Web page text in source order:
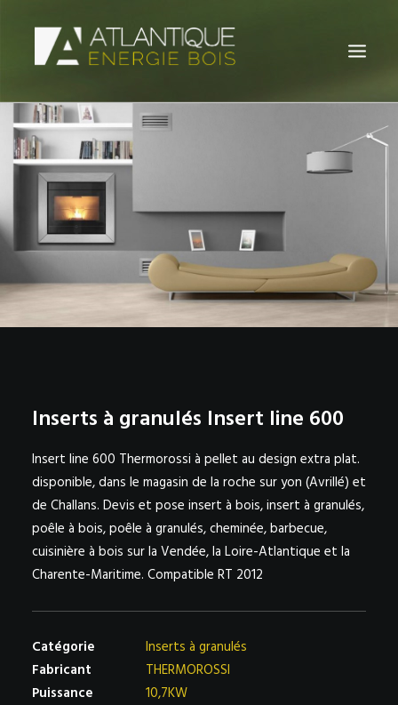
POÊLES À BOIS
POÊLES À GRANULÉS
INSERTS À BOIS
INSERTS À GRANULÉS
AVRILLÉ ET CHALLANS
Inserts à granulés Insert line 600
Insert line 600 Thermorossi à pellet au design extra plat.
disponible, dans le magasin de la roche sur yon (Avrillé) et
de Challans. Devis et pose insert à bois, insert à granulés,
poêle à bois, poêle à granulés, cheminée, barbecue,
cuisinière à bois sur la Vendée, la Loire-Atlantique et la
Charente-Maritime. Compatible RT 2012
Catégorie
Inserts à granulés
Fabricant
THERMOROSSI
Puissance
10,7KW